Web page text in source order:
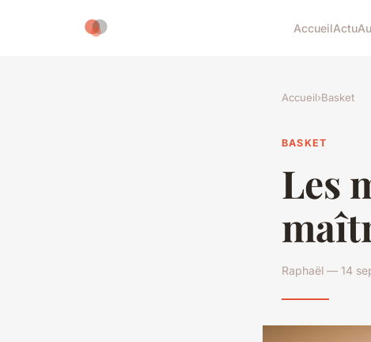
AccueilActu
Accueil›Basket
BASKET
Les
Raphaël — 14